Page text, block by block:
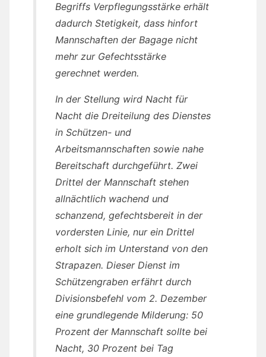
Begriffs Verpflegungsstärke erhält
dadurch Stetigkeit, dass hinfort
Mannschaften der Bagage nicht
mehr zur Gefechtsstärke
gerechnet werden.
In der Stellung wird Nacht für
Nacht die Dreiteilung des Dienstes
in Schützen- und
Arbeitsmannschaften sowie nahe
Bereitschaft durchgeführt. Zwei
Drittel der Mannschaft stehen
allnächtlich wachend und
schanzend, gefechtsbereit in der
vordersten Linie, nur ein Drittel
erholt sich im Unterstand von den
Strapazen. Dieser Dienst im
Schützengraben erfährt durch
Divisionsbefehl vom 2. Dezember
eine grundlegende Milderung: 50
Prozent der Mannschaft sollte bei
Nacht, 30 Prozent bei Tag